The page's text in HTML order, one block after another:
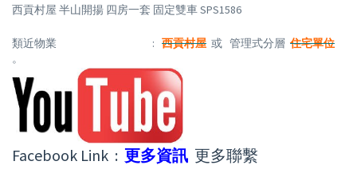
西貢村屋 半山開揚 四房一套 固定雙車 SPS1586
類近物業 : 西貢村屋 或 管理式分層 住宅單位
。
Facebook Link : 更多資訊 更多聯繫